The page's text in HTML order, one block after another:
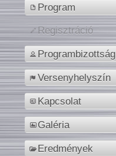
Program
Regisztráció
Programbizottság
Versenyhelyszín
Kapcsolat
Galéria
Eredmények